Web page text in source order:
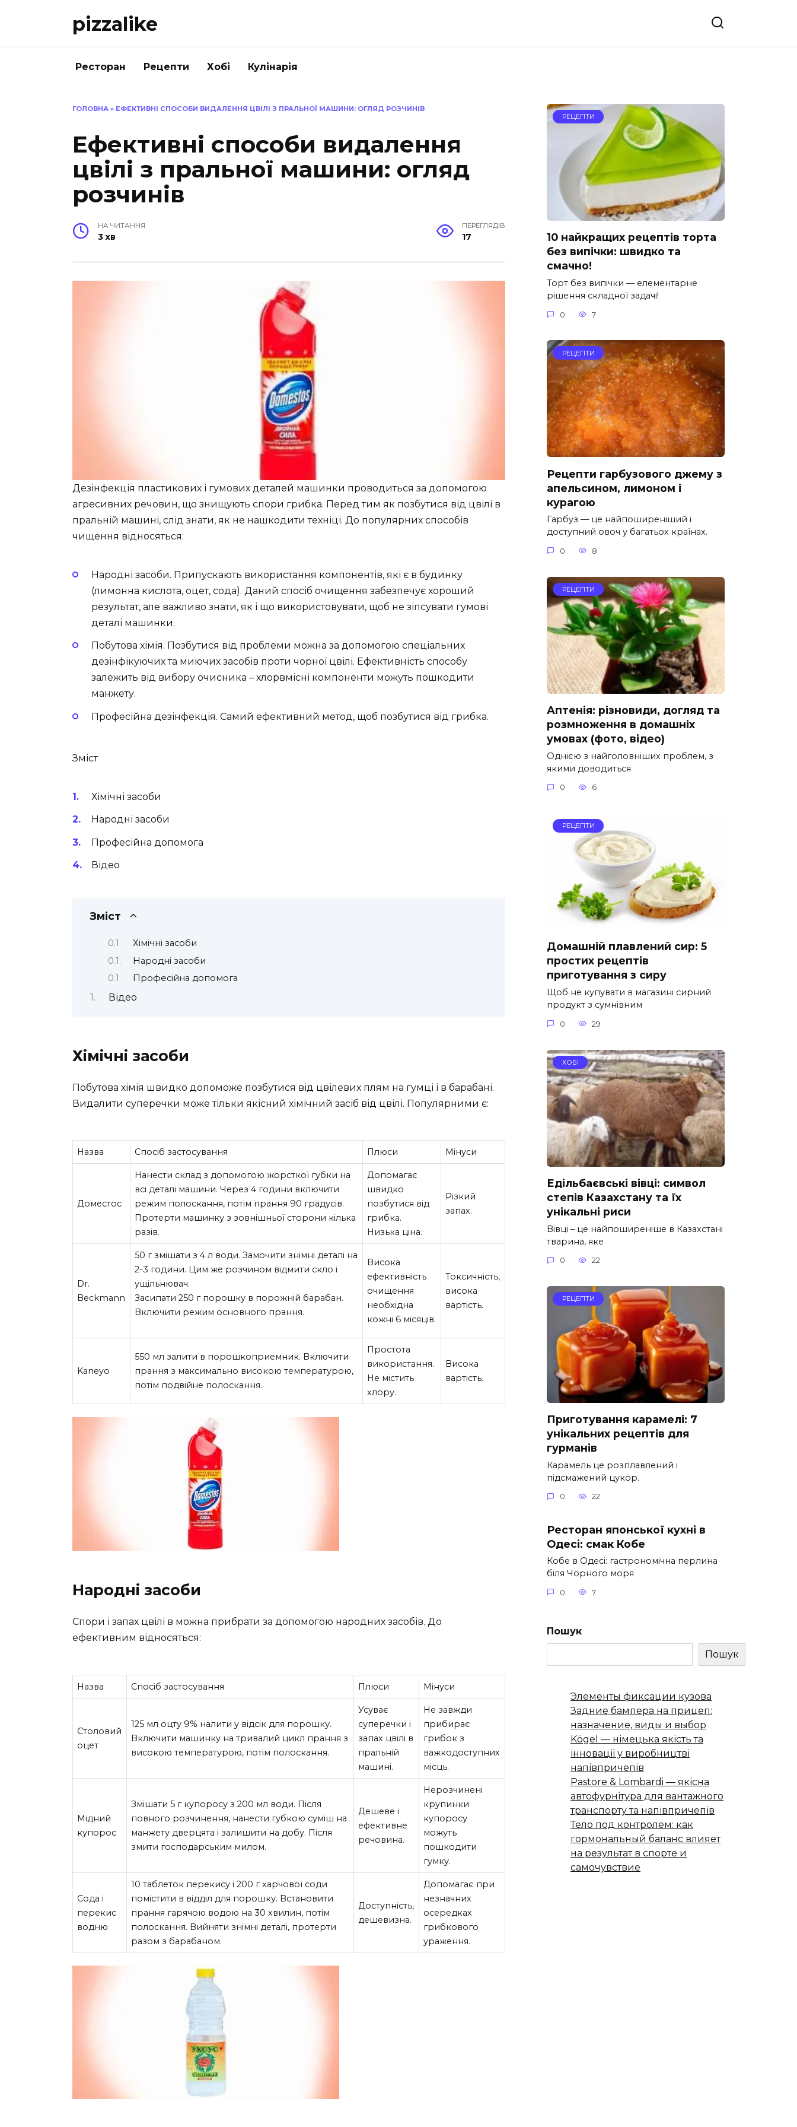
pizzalike
Ресторан Рецепти Хобі Кулінарія
ГОЛОВНА » ЕФЕКТИВНІ СПОСОБИ ВИДАЛЕННЯ ЦВІЛІ З ПРАЛЬНОЇ МАШИНИ: ОГЛЯД РОЗЧИНІВ
Ефективні способи видалення
цвілі з пральної машини: огляд
розчинів
НА ЧИТАННЯ
3 хв
ПЕРЕГЛЯДІВ
17
Дезінфекція пластикових і гумових деталей машинки проводиться за допомогою
агресивних речовин, що знищують спори грибка. Перед тим як позбутися від цвілі в
пральній машині, слід знати, як не нашкодити техніці. До популярних способів
чищення відносяться:
Народні засоби. Припускають використання компонентів, які є в будинку
(лимонна кислота, оцет, сода). Даний спосіб очищення забезпечує хороший
результат, але важливо знати, як і що використовувати, щоб не зіпсувати гумові
деталі машинки.
Побутова хімія. Позбутися від проблеми можна за допомогою спеціальних
дезінфікуючих та миючих засобів проти чорної цвілі. Ефективність способу
залежить від вибору очисника – хлорвмісні компоненти можуть пошкодити
манжету.
Професійна дезінфекція. Самий ефективний метод, щоб позбутися від грибка.
Зміст
Хімічні засоби
Народні засоби
Професійна допомога
Відео
Зміст
Хімічні засоби
Народні засоби
Професійна допомога
Відео
Хімічні засоби
Побутова хімія швидко допоможе позбутися від цвілевих плям на гумці і в барабані.
Видалити суперечки може тільки якісний хімічний засіб від цвілі. Популярними є:
Назва Спосіб застосування Плюси Мінуси
Доместос
Нанести склад з допомогою жорсткої губки на
всі деталі машини. Через 4 години включити
режим полоскання, потім прання 90 градусів.
Протерти машинку з зовнішньої сторони кілька
разів.
Допомагає
швидко
позбутися від
грибка.
Низька ціна.
Різкий
запах.
Dr.
Beckmann
50 г змішати з 4 л води. Замочити знімні деталі на
2-3 години. Цим же розчином відмити скло і
ущільнювач.
Засипати 250 г порошку в порожній барабан.
Включити режим основного прання.
Висока
ефективність
очищення
необхідна
кожні 6 місяців.
Токсичність,
висока
вартість.
Kaneyo
550 мл залити в порошкоприемник. Включити
прання з максимально високою температурою,
потім подвійне полоскання.
Простота
використання.
Не містить
хлору.
Висока
вартість.
Народні засоби
Спори і запах цвілі в можна прибрати за допомогою народних засобів. До
ефективним відносяться:
Назва Спосіб застосування Плюси Мінуси
Столовий
оцет
125 мл оцту 9% налити у відсік для порошку.
Включити машинку на тривалий цикл прання з
високою температурою, потім полоскання.
Усуває
суперечки і
запах цвілі в
пральній
машині.
Не завжди
прибирає
грибок з
важкодоступних
місць.
Мідний
купорос
Змішати 5 г купоросу з 200 мл води. Після
повного розчинення, нанести губкою суміш на
манжету дверцята і залишити на добу. Після
змити господарським милом.
Дешеве і
ефективне
речовина.
Нерозчинені
крупинки
купоросу
можуть
пошкодити
гумку.
Сода і
перекис
водню
10 таблеток перекису і 200 г харчової соди
помістити в відділ для порошку. Встановити
прання гарячою водою на 30 хвилин, потім
полоскання. Вийняти знімні деталі, протерти
разом з барабаном.
Доступність,
дешевизна.
Допомагає при
незначних
осередках
грибкового
ураження.
РЕЦЕПТИ
10 найкращих рецептів торта
без випічки: швидко та
смачно!
Торт без випічки — елементарне
рішення складної задачі!
0 7
РЕЦЕПТИ
Рецепти гарбузового джему з
апельсином, лимоном і
курагою
Гарбуз — це найпоширеніший і
доступний овоч у багатьох країнах.
0 8
РЕЦЕПТИ
Аптенія: різновиди, догляд та
розмноження в домашніх
умовах (фото, відео)
Однією з найголовніших проблем, з
якими доводиться
0 6
РЕЦЕПТИ
Домашній плавлений сир: 5
простих рецептів
приготування з сиру
Щоб не купувати в магазині сирний
продукт з сумнівним
0 29
ХОБІ
Едільбаєвські вівці: символ
степів Казахстану та їх
унікальні риси
Вівці – це найпоширеніше в Казахстані
тварина, яке
0 22
РЕЦЕПТИ
Приготування карамелі: 7
унікальних рецептів для
гурманів
Карамель це розплавлений і
підсмажений цукор.
0 22
Ресторан японської кухні в
Одесі: смак Кобе
Кобе в Одесі: гастрономічна перлина
біля Чорного моря
0 7
Пошук
Пошук
Элементы фиксации кузова
Задние бампера на прицеп:
назначение, виды и выбор
Kögel — німецька якість та
інновації у виробництві
напівпричепів
Pastore & Lombardi — якісна
автофурнітура для вантажного
транспорту та напівпричепів
Тело под контролем: как
гормональный баланс влияет
на результат в спорте и
самочувствие